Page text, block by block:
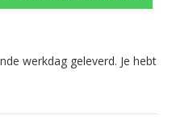
werkdag geleverd. Je hebt